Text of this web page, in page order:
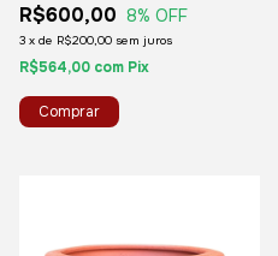
R$600,00 8% OFF
3 x de R$200,00 sem juros
R$564,00 com Pix